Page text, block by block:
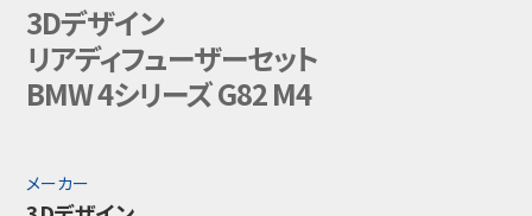
3Dデザイン
リアディフューザーセット
BMW 4シリーズ G82 M4
メーカー